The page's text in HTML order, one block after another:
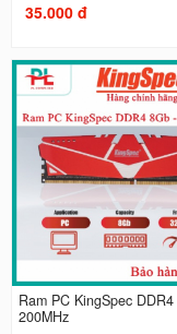
35.000 đ
Ram PC KingSpec
200MHz